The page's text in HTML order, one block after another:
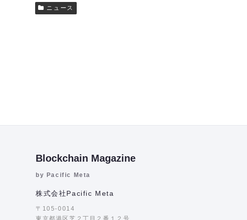
ニュース
Blockchain Magazine
by Pacific Meta
株式会社Pacific Meta
〒105-0014
東京都港区芝２丁目２番１２号